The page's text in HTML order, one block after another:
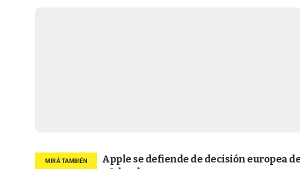
Apple se defiende de decisión europea